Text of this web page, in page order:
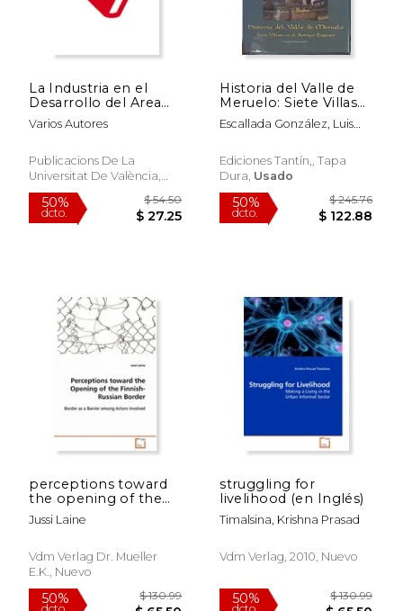
50%
dcto.
50%
dcto.
La Industria en el
Desarrollo del Area
Metropolitana de
Valencia
Varios Autores
Publicacions De La
Universitat De València,
Tapa Blanda,
Historia del Valle de
Meruelo: Siete Villas
en el Antiguo
Régimen: Fuentes
Escallada González, Luis
Ediciones Tantín,, Tapa
Dura, Usado
perceptions toward
the opening of the
finnish-russian border
Jussi Laine
Vdm Verlag Dr. Mueller
E.k., Nuevo
struggling for
livelihood (en Inglés)
Timalsina, Krishna Prasad
Vdm Verlag, 2010, Nuevo